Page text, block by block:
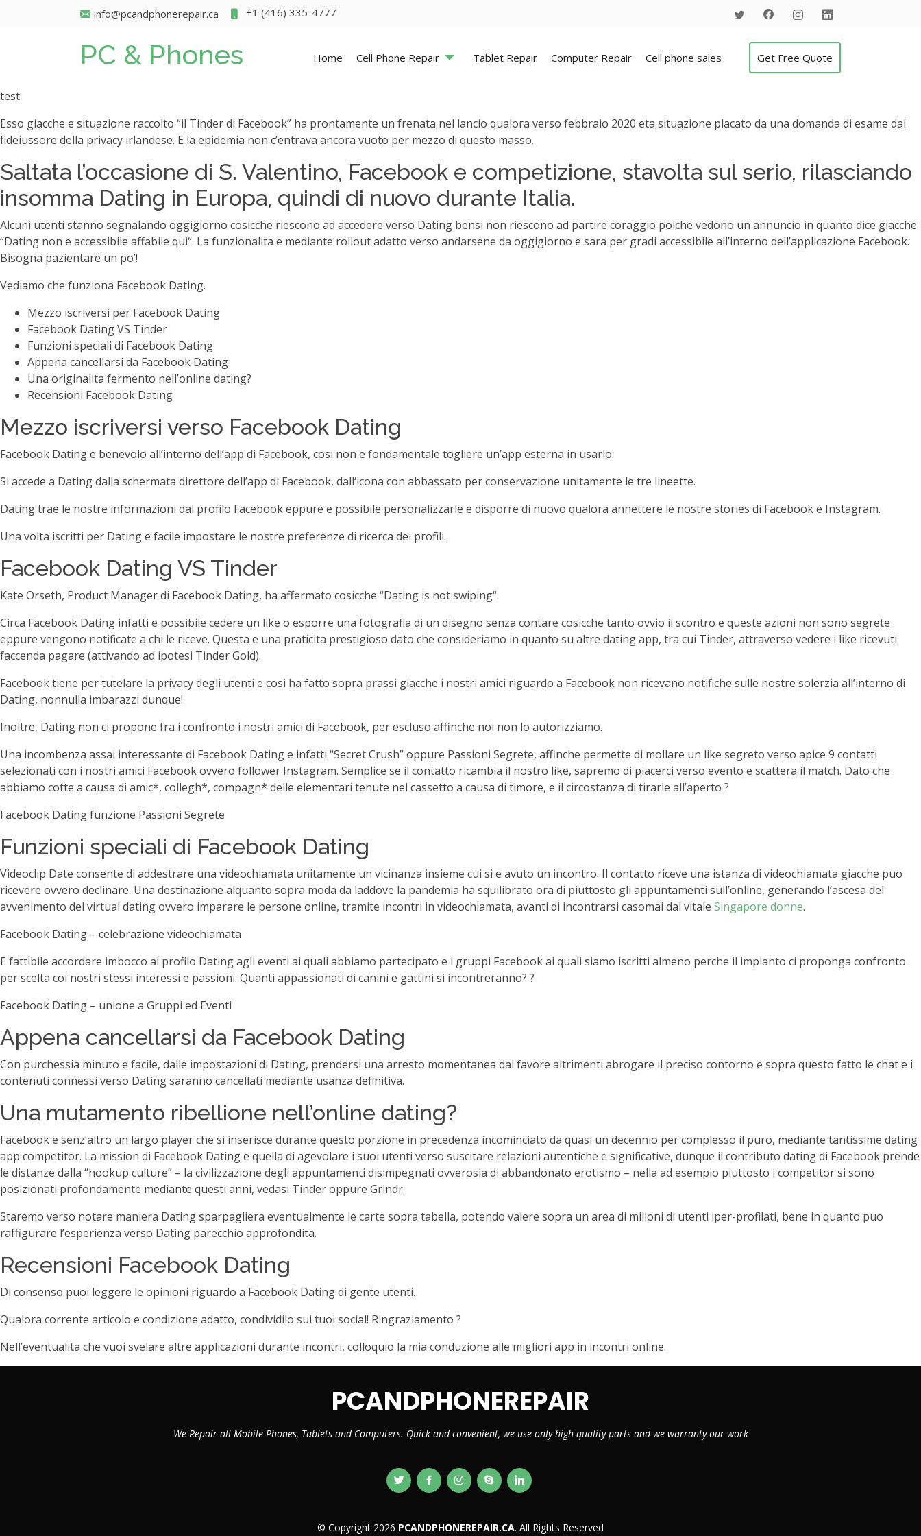
info@pcandphonerepair.ca +1 (416) 335-4777
PC & Phones Home Cell Phone Repair Tablet Repair Computer Repair Cell phone sales Get Free Quote
test
Esso giacche e situazione raccolto “il Tinder di Facebook” ha prontamente un frenata nel lancio qualora verso febbraio 2020 eta situazione placato da una domanda di esame dal
fideiussore della privacy irlandese. E la epidemia non c’entrava ancora vuoto per mezzo di questo masso.
Saltata l’occasione di S. Valentino, Facebook e competizione, stavolta sul serio, rilasciando
insomma Dating in Europa, quindi di nuovo durante Italia.
Alcuni utenti stanno segnalando oggigiorno cosicche riescono ad accedere verso Dating bensi non riescono ad partire coraggio poiche vedono un annuncio in quanto dice giacche
“Dating non e accessibile affabile qui“. La funzionalita e mediante rollout adatto verso andarsene da oggigiorno e sara per gradi accessibile all’interno dell’applicazione Facebook.
Bisogna pazientare un po’!
Vediamo che funziona Facebook Dating.
Mezzo iscriversi per Facebook Dating
Facebook Dating VS Tinder
Funzioni speciali di Facebook Dating
Appena cancellarsi da Facebook Dating
Una originalita fermento nell’online dating?
Recensioni Facebook Dating
Mezzo iscriversi verso Facebook Dating
Facebook Dating e benevolo all’interno dell’app di Facebook, cosi non e fondamentale togliere un’app esterna in usarlo.
Si accede a Dating dalla schermata direttore dell’app di Facebook, dall‘icona con abbassato per conservazione unitamente le tre lineette.
Dating trae le nostre informazioni dal profilo Facebook eppure e possibile personalizzarle e disporre di nuovo qualora annettere le nostre stories di Facebook e Instagram.
Una volta iscritti per Dating e facile impostare le nostre preferenze di ricerca dei profili.
Facebook Dating VS Tinder
Kate Orseth, Product Manager di Facebook Dating, ha affermato cosicche “Dating is not swiping“.
Circa Facebook Dating infatti e possibile cedere un like o esporre una fotografia di un disegno senza contare cosicche tanto ovvio il scontro e queste azioni non sono segrete
eppure vengono notificate a chi le riceve. Questa e una praticita prestigioso dato che consideriamo in quanto su altre dating app, tra cui Tinder, attraverso vedere i like ricevuti
faccenda pagare (attivando ad ipotesi Tinder Gold).
Facebook tiene per tutelare la privacy degli utenti e cosi ha fatto sopra prassi giacche i nostri amici riguardo a Facebook non ricevano notifiche sulle nostre solerzia all’interno di
Dating, nonnulla imbarazzi dunque!
Inoltre, Dating non ci propone fra i confronto i nostri amici di Facebook, per escluso affinche noi non lo autorizziamo.
Una incombenza assai interessante di Facebook Dating e infatti “Secret Crush” oppure Passioni Segrete, affinche permette di mollare un like segreto verso apice 9 contatti
selezionati con i nostri amici Facebook ovvero follower Instagram. Semplice se il contatto ricambia il nostro like, sapremo di piacerci verso evento e scattera il match. Dato che
abbiamo cotte a causa di amic*, collegh*, compagn* delle elementari tenute nel cassetto a causa di timore, e il circostanza di tirarle all’aperto ?
Facebook Dating funzione Passioni Segrete
Funzioni speciali di Facebook Dating
Videoclip Date consente di addestrare una videochiamata unitamente un vicinanza insieme cui si e avuto un incontro. Il contatto riceve una istanza di videochiamata giacche puo
ricevere ovvero declinare. Una destinazione alquanto sopra moda da laddove la pandemia ha squilibrato ora di piuttosto gli appuntamenti sull’online, generando l’ascesa del
avvenimento del virtual dating ovvero imparare le persone online, tramite incontri in videochiamata, avanti di incontrarsi casomai dal vitale Singapore donne.
Facebook Dating – celebrazione videochiamata
E fattibile accordare imbocco al profilo Dating agli eventi ai quali abbiamo partecipato e i gruppi Facebook ai quali siamo iscritti almeno perche il impianto ci proponga confronto
per scelta coi nostri stessi interessi e passioni. Quanti appassionati di canini e gattini si incontreranno? ?
Facebook Dating – unione a Gruppi ed Eventi
Appena cancellarsi da Facebook Dating
Con purchessia minuto e facile, dalle impostazioni di Dating, prendersi una arresto momentanea dal favore altrimenti abrogare il preciso contorno e sopra questo fatto le chat e i
contenuti connessi verso Dating saranno cancellati mediante usanza definitiva.
Una mutamento ribellione nell’online dating?
Facebook e senz’altro un largo player che si inserisce durante questo porzione in precedenza incominciato da quasi un decennio per complesso il puro, mediante tantissime dating
app competitor. La mission di Facebook Dating e quella di agevolare i suoi utenti verso suscitare relazioni autentiche e significative, dunque il contributo dating di Facebook prende
le distanze dalla “hookup culture” – la civilizzazione degli appuntamenti disimpegnati ovverosia di abbandonato erotismo – nella ad esempio piuttosto i competitor si sono
posizionati profondamente mediante questi anni, vedasi Tinder oppure Grindr.
Staremo verso notare maniera Dating sparpagliera eventualmente le carte sopra tabella, potendo valere sopra un area di milioni di utenti iper-profilati, bene in quanto puo
raffigurare l’esperienza verso Dating parecchio approfondita.
Recensioni Facebook Dating
Di consenso puoi leggere le opinioni riguardo a Facebook Dating di gente utenti.
Qualora corrente articolo e condizione adatto, condividilo sui tuoi social! Ringraziamento ?
Nell’eventualita che vuoi svelare altre applicazioni durante incontri, colloquio la mia conduzione alle migliori app in incontri online.
PCANDPHONEREPAIR
We Repair all Mobile Phones, Tablets and Computers. Quick and convenient, we use only high quality parts and we warranty our work
© Copyright 2026 PCANDPHONEREPAIR.CA. All Rights Reserved